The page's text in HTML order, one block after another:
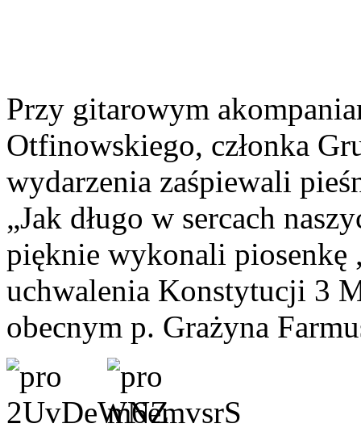
Przy gitarowym
Otfinowskiego, członka
wydarzenia zaśpiewali
„Jak długo w sercach
pięknie wykonali piosenkę
uchwalenia Konstytucji 3
obecnym p. Grażyna